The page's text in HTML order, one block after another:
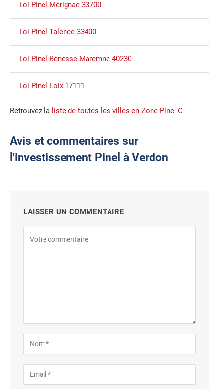
Loi Pinel Mérignac 33700
Loi Pinel Talence 33400
Loi Pinel Bénesse-Maremne 40230
Loi Pinel Loix 17111
Retrouvez la liste de toutes les villes en Zone Pinel C
Avis et commentaires sur
l'investissement Pinel à Verdon
LAISSER UN COMMENTAIRE